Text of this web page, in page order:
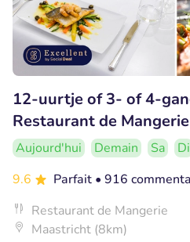
12-uurtje of 3- of 4-
Restaurant de Mangerie
Aujourd'hui Demain Sa Di
9.6
Parfait • 916
Restaurant de Mangerie
Maastricht (8km)